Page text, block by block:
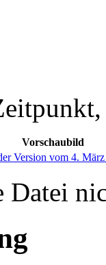
Vorschaubild
Datei